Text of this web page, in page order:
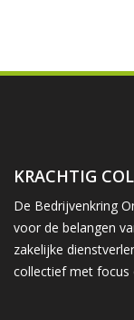
KRACHTIG
De Bedrijvenkring
voor de belangen
zakelijke
collectief met focus